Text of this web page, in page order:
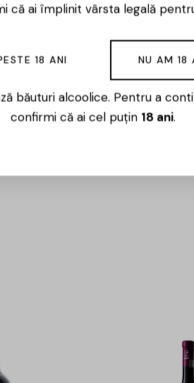
recunoscută pentru vinurile
de 900 de metri, brandul
neconvențională și creativă,
meticuloase, crama
că ai împlinit vârsta legală
18 ANI NU AM 18
băuturi alcoolice. Pentru a
confirmi că ai cel puțin 18 ani.